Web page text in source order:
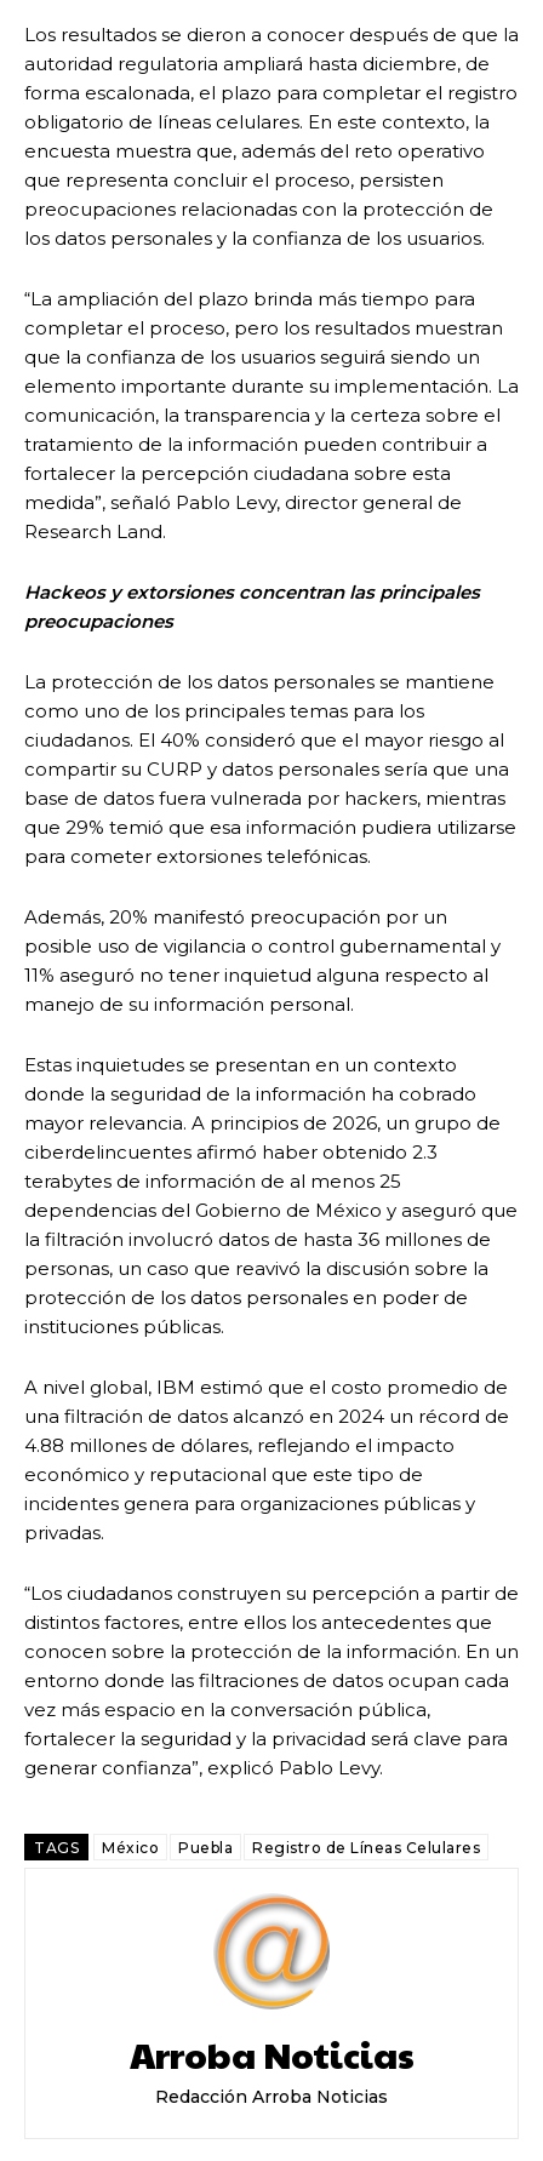
Los resultados se dieron a conocer después de que la
autoridad regulatoria ampliará hasta diciembre, de
forma escalonada, el plazo para completar el registro
obligatorio de líneas celulares. En este contexto, la
encuesta muestra que, además del reto operativo
que representa concluir el proceso, persisten
preocupaciones relacionadas con la protección de
los datos personales y la confianza de los usuarios.
“La ampliación del plazo brinda más tiempo para
completar el proceso, pero los resultados muestran
que la confianza de los usuarios seguirá siendo un
elemento importante durante su implementación. La
comunicación, la transparencia y la certeza sobre el
tratamiento de la información pueden contribuir a
fortalecer la percepción ciudadana sobre esta
medida”, señaló Pablo Levy, director general de
Research Land.
Hackeos y extorsiones concentran las principales
preocupaciones
La protección de los datos personales se mantiene
como uno de los principales temas para los
ciudadanos. El 40% consideró que el mayor riesgo al
compartir su CURP y datos personales sería que una
base de datos fuera vulnerada por hackers, mientras
que 29% temió que esa información pudiera utilizarse
para cometer extorsiones telefónicas.
Además, 20% manifestó preocupación por un
posible uso de vigilancia o control gubernamental y
11% aseguró no tener inquietud alguna respecto al
manejo de su información personal.
Estas inquietudes se presentan en un contexto
donde la seguridad de la información ha cobrado
mayor relevancia. A principios de 2026, un grupo de
ciberdelincuentes afirmó haber obtenido 2.3
terabytes de información de al menos 25
dependencias del Gobierno de México y aseguró que
la filtración involucró datos de hasta 36 millones de
personas, un caso que reavivó la discusión sobre la
protección de los datos personales en poder de
instituciones públicas.
A nivel global, IBM estimó que el costo promedio de
una filtración de datos alcanzó en 2024 un récord de
4.88 millones de dólares, reflejando el impacto
económico y reputacional que este tipo de
incidentes genera para organizaciones públicas y
privadas.
“Los ciudadanos construyen su percepción a partir de
distintos factores, entre ellos los antecedentes que
conocen sobre la protección de la información. En un
entorno donde las filtraciones de datos ocupan cada
vez más espacio en la conversación pública,
fortalecer la seguridad y la privacidad será clave para
generar confianza”, explicó Pablo Levy.
TAGS México Puebla Registro de Líneas Celulares
Arroba Noticias
Redacción Arroba Noticias